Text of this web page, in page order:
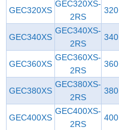
GEC320XS
GEC320XS-
2RS
320
GEC340XS
GEC340XS-
2RS
340
GEC360XS
GEC360XS-
2RS
360
GEC380XS
GEC380XS-
2RS
380
GEC400XS
GEC400XS-
2RS
400